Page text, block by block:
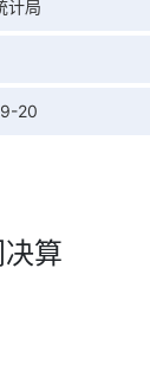
计局
20
算